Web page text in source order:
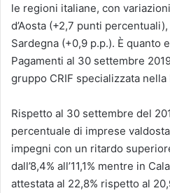
le regioni italiane, con
d’Aosta (+2,7 punti
Sardegna (+0,9 p.p.). È quanto
Pagamenti al 30 settembre
gruppo CRIF specializzata
Rispetto al 30 settembre del
percentuale di imprese
impegni con un ritardo
dall’8,4% all’11,1% mentre in
attestata al 22,8% rispetto al